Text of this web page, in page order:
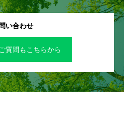
い合わせ
質問もこちらから